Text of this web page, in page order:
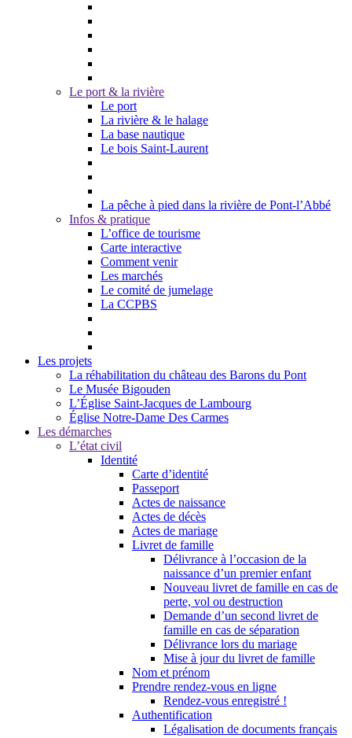
Le port & la rivière
Le port
La rivière & le halage
La base nautique
Le bois Saint-Laurent
La pêche à pied dans la rivière de Pont-l’Abbé
Infos & pratique
L’office de tourisme
Carte interactive
Comment venir
Les marchés
Le comité de jumelage
La CCPBS
Les projets
La réhabilitation du château des Barons du Pont
Le Musée Bigouden
L’Église Saint-Jacques de Lambourg
Église Notre-Dame Des Carmes
Les démarches
L’état civil
Identité
Carte d’identité
Passeport
Actes de naissance
Actes de décès
Actes de mariage
Livret de famille
Délivrance à l’occasion de la
naissance d’un premier enfant
Nouveau livret de famille en cas de
perte, vol ou destruction
Demande d’un second livret de
famille en cas de séparation
Délivrance lors du mariage
Mise à jour du livret de famille
Nom et prénom
Prendre rendez-vous en ligne
Rendez-vous enregistré !
Authentification
Légalisation de documents français